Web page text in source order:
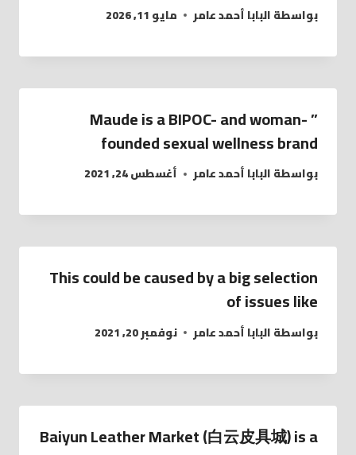
بواسطةالبابا أحمد عامر مايو 11, 2026
” Maude is a BIPOC- and woman-
founded sexual wellness brand
بواسطةالبابا أحمد عامر أغسطس 24, 2021
This could be caused by a big selection
of issues like
بواسطةالبابا أحمد عامر نوفمبر 20, 2021
Baiyun Leather Market (白云皮具城​) is a